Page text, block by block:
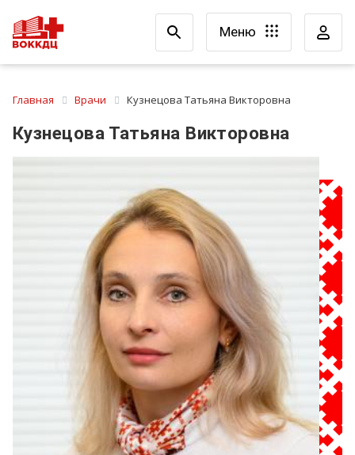
Меню
Главная Врачи Кузнецова Татьяна Викторовна
Кузнецова Татьяна Викторовна